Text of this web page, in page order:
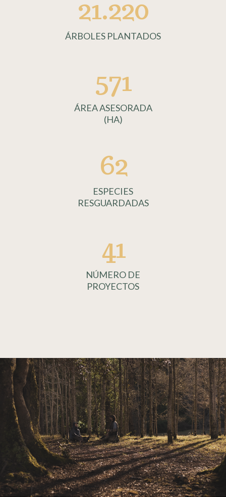
21.220
ÁRBOLES PLANTADOS
571
ÁREA ASESORADA
(HA)
62
ESPECIES
RESGUARDADAS
41
NÚMERO DE
PROYECTOS